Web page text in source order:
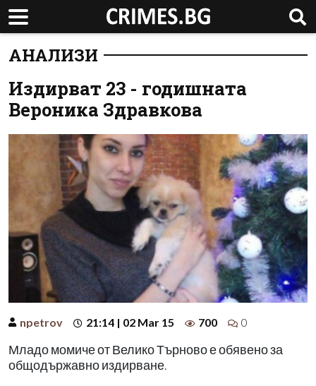
АНАЛИЗИ
Издирват 23 - годишната
Вероника Здравкова
npetrov 21:14 | 02 Mar 15 700 0
Младо момиче от Велико Търново е обявено за
общодържавно издирване.